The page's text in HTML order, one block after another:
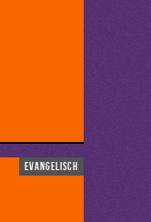
evangelisch